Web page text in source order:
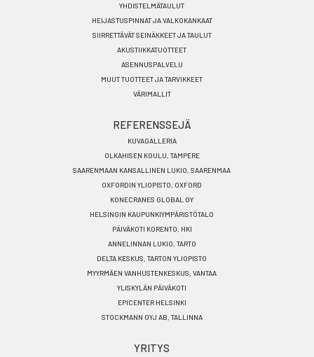
YHDISTELMÄTAULUT
HEIJASTUSPINNAT JA VALKOKANKAAT
SIIRRETTÄVÄT SEINÄKKEET JA TAULUT
AKUSTIIKKATUOTTEET
ASENNUSPALVELU
MUUT TUOTTEET JA TARVIKKEET
VÄRIMALLIT
REFERENSSEJÄ
KUVAGALLERIA
OLKAHISEN KOULU, TAMPERE
SAARENMAAN KANSALLINEN LUKIO, SAARENMAA
OXFORDIN YLIOPISTO, OXFORD
KONECRANES GLOBAL OY
HELSINGIN KAUPUNKIYMPÄRISTÖTALO
PÄIVÄKOTI KORENTO, HKI
ANNELINNAN LUKIO, TARTO
DELTA KESKUS, TARTON YLIOPISTO
MYYRMÄEN VANHUSTENKESKUS, VANTAA
YLISKYLÄN PÄIVÄKOTI
EPICENTER HELSINKI
STOCKMANN OYJ AB, TALLINNA
YRITYS